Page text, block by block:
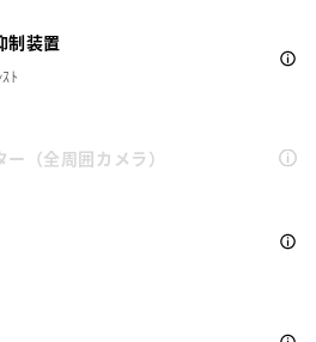
制装置
ﾄ
（全周囲カメラ）